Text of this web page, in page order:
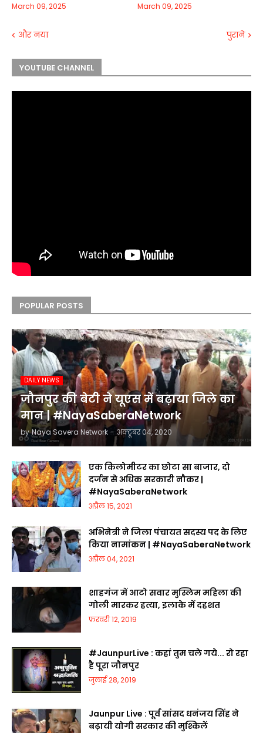
March 09, 2025 March 09, 2025
और नया पुराने
YOUTUBE CHANNEL
POPULAR POSTS
DAILY NEWS
जौनपुर की बेटी ने यूएस में बढ़ाया जिले का
मान | #NayaSaberaNetwork
by Naya Savera Network - अक्टूबर 04, 2020
एक किलोमीटर का छोटा सा बाजार, दो
दर्जन से अधिक सरकारी नौकर |
#NayaSaberaNetwork
अप्रैल 15, 2021
अभिनेत्री ने जिला पंचायत सदस्य पद के लिए
किया नामांकन | #NayaSaberaNetwork
अप्रैल 04, 2021
शाहगंज में आटो सवार मुस्लिम महिला की
गोली मारकर हत्या, इलाके में दहशत
फ़रवरी 12, 2019
#JaunpurLive : कहां तुम चले गये... रो रहा
है पूरा जौनपुर
जुलाई 28, 2019
Jaunpur Live : पूर्व सांसद धनंजय सिंह ने
बढ़ायी योगी सरकार की मुश्किलें